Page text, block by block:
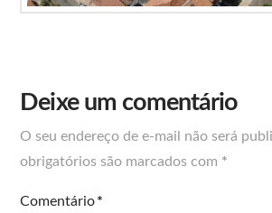
Deixe um comentário
O seu endereço de e-mail não será
obrigatórios são marcados com *
Comentário*